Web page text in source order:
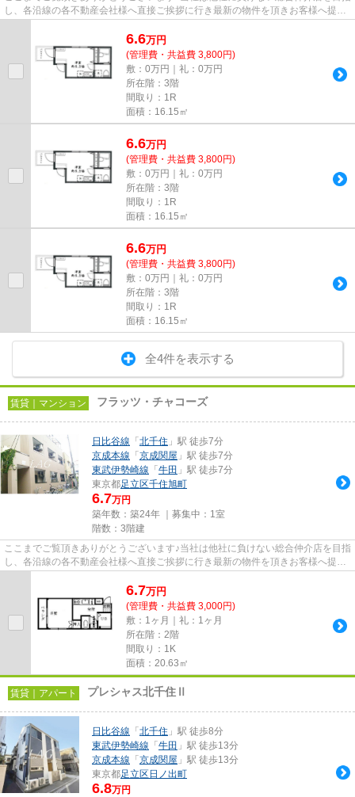
し、各沿線の各不動産会社様へ直接ご挨拶に行き最新の物件を頂きお客様へ提供
6.6万円
(管理費・共益費 3,800円)
敷：0万円｜礼：0万円
所在階：3階
間取り：1R
面積：16.15㎡
6.6万円
(管理費・共益費 3,800円)
敷：0万円｜礼：0万円
所在階：3階
間取り：1R
面積：16.15㎡
6.6万円
(管理費・共益費 3,800円)
敷：0万円｜礼：0万円
所在階：3階
間取り：1R
面積：16.15㎡
全4件を表示する
賃貸｜マンション フラッツ・チャコーズ
日比谷線 「 北千住 」駅 徒歩7分
京成本線 「 京成関屋 」駅 徒歩7分
東武伊勢崎線 「 牛田 」駅 徒歩7分
東京都足立区千住旭町
6.7万円
築年数：築24年 ｜募集中： 1室
階数：3階建
ここまでご覧頂きありがとうございます♪当社は他社に負けない総合仲介店を目指
し、各沿線の各不動産会社様へ直接ご挨拶に行き最新の物件を頂きお客様へ提供
6.7万円
(管理費・共益費 3,000円)
敷：1ヶ月｜礼：1ヶ月
所在階：2階
間取り：1K
面積：20.63㎡
賃貸｜アパート プレシャス北千住Ⅱ
日比谷線 「 北千住 」駅 徒歩8分
東武伊勢崎線 「 牛田 」駅 徒歩13分
京成本線 「 京成関屋 」駅 徒歩13分
東京都足立区 日ノ出町
6.8万円